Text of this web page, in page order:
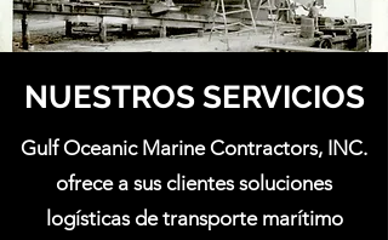
NUESTROS SERVICIOS
Gulf Oceanic Marine Contractors, INC.
ofrece a sus clientes soluciones
logísticas de transporte marítimo